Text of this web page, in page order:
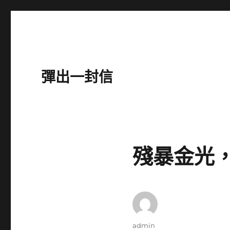
彈出一封信
殘暴金光
作
admin